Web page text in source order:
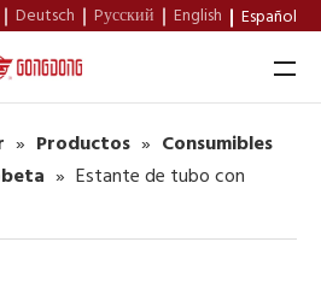
Deutsch Pусский English Español
» Productos » Consumibles
» Estante de tubo con